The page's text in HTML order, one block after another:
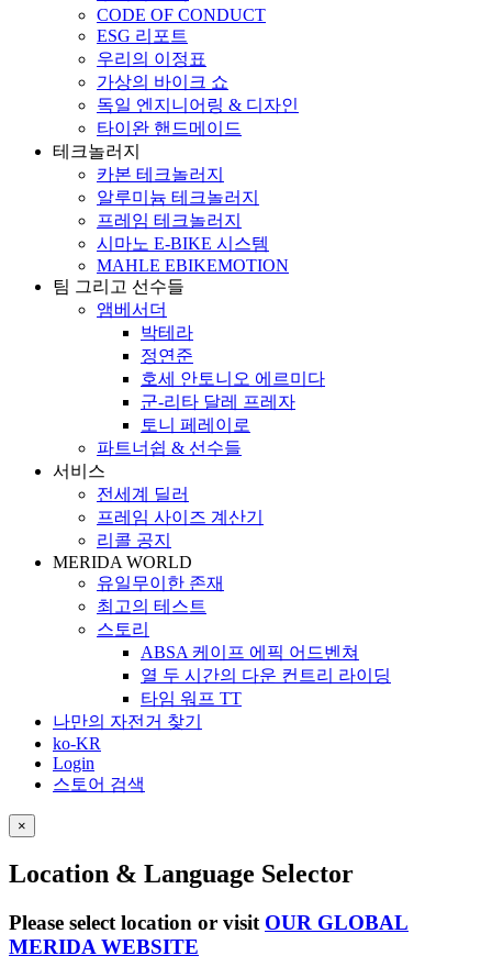
CODE OF CONDUCT
ESG 리포트
우리의 이정표
가상의 바이크 쇼
독일 엔지니어링 & 디자인
타이완 핸드메이드
테크놀러지
카본 테크놀러지
알루미늄 테크놀러지
프레임 테크놀러지
시마노 E-BIKE 시스템
MAHLE EBIKEMOTION
팀 그리고 선수들
앰베서더
박테라
정연준
호세 안토니오 에르미다
군-리타 달레 프레자
토니 페레이로
파트너쉽 & 선수들
서비스
전세계 딜러
프레임 사이즈 계산기
리콜 공지
MERIDA WORLD
유일무이한 존재
최고의 테스트
스토리
ABSA 케이프 에픽 어드벤쳐
열 두 시간의 다운 컨트리 라이딩
타임 워프 TT
나만의 자전거 찾기
ko-KR
Login
스토어 검색
×
Location & Language Selector
Please select location or visit OUR GLOBAL
MERIDA WEBSITE